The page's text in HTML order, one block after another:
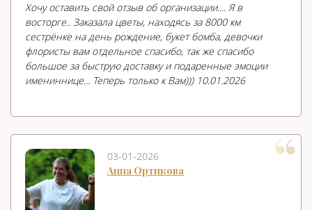
Хочу оставить свой отзыв об организации.... Я в
восторге.. Заказала цветы, находясь за 8000 км
сестрёнке на день рождение, букет бомба, девочки
флористы вам отдельное спасибо, так же спасибо
большое за быструю доставку и подаренные эмоции
имениннице... Теперь только к Вам))) 10.01.2026
03-01-2026
Анна Ортикова